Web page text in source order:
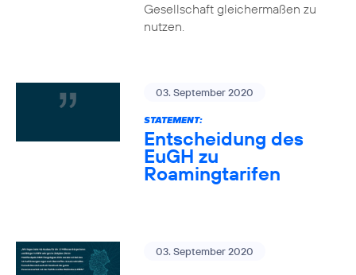
Gesellschaft gleichermaßen zu
nutzen.
03. September 2020
STATEMENT:
Entscheidung des
EuGH zu
Roamingtarifen
03. September 2020